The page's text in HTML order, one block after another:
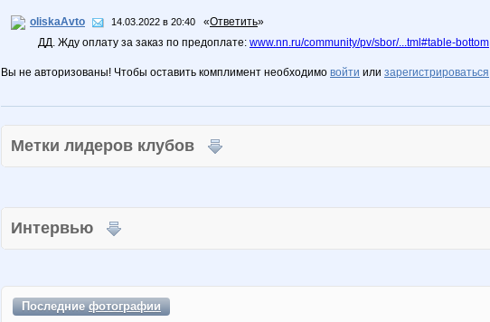
oliskaAvto 14.03.2022 в 20:40 «Ответить»
ДД. Жду оплату за заказ по предоплате: www.nn.ru/community/pv/sbor/...tml#table-bottom
Вы не авторизованы! Чтобы оставить комплимент необходимо войти или зарегистрироваться
Метки лидеров клубов
Интервью
Последниефотографии